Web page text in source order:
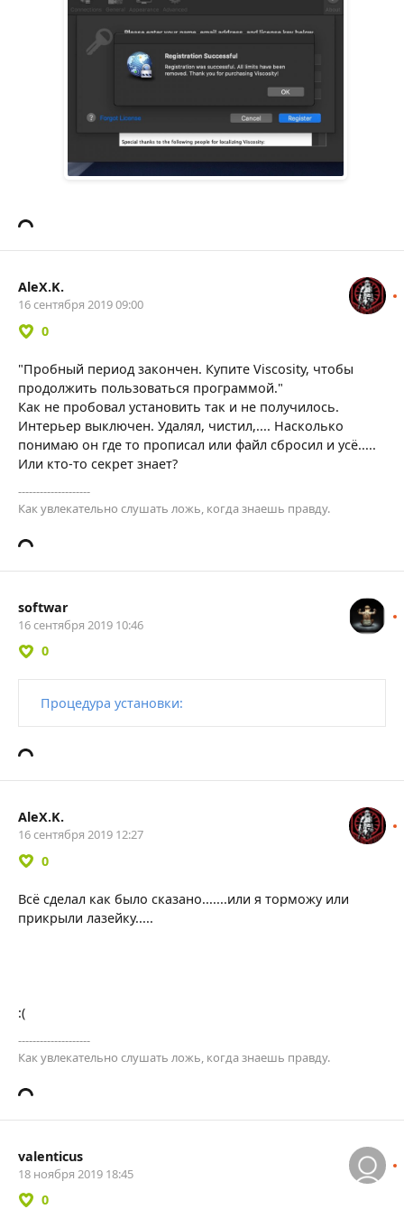
AleX.K.
16 сентября 2019 09:00
0
"Пробный период закончен. Купите Viscosity, чтобы
продолжить пользоваться программой."
Как не пробовал установить так и не получилось.
Интерьер выключен. Удалял, чистил,.... Насколько
понимаю он где то прописал или файл сбросил и усё.....
Или кто-то секрет знает?
--------------------
Как увлекательно слушать ложь, когда знаешь правду.
softwar
16 сентября 2019 10:46
0
Процедура установки:
AleX.K.
16 сентября 2019 12:27
0
Всё сделал как было сказано.......или я торможу или
прикрыли лазейку.....
:(
--------------------
Как увлекательно слушать ложь, когда знаешь правду.
valenticus
18 ноября 2019 18:45
0